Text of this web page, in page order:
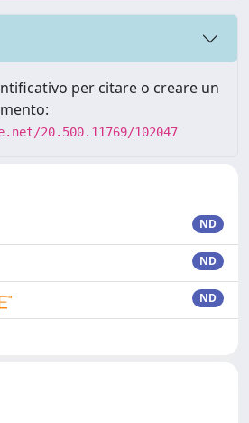
per citare o creare un
20.500.11769/102047
ND
ND
ND